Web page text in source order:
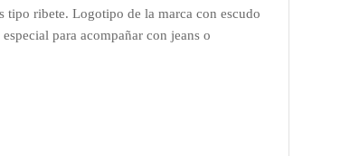
tipo ribete. Logotipo de la marca con escudo
para acompañar con jeans o